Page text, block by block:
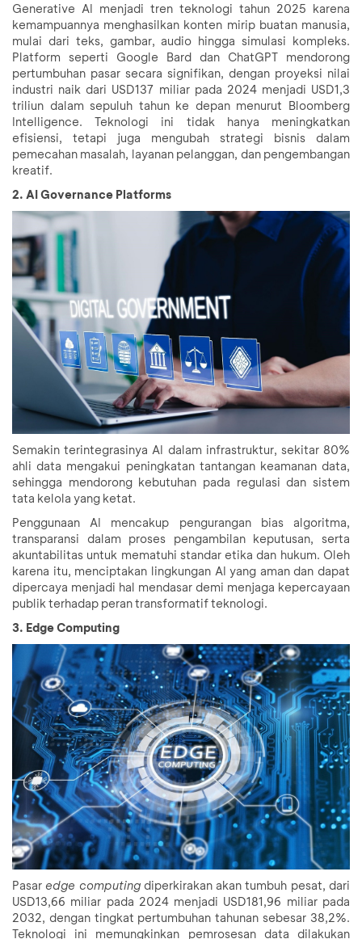
Generative AI menjadi tren teknologi tahun 2025 karena
kemampuannya menghasilkan konten mirip buatan manusia,
mulai dari teks, gambar, audio hingga simulasi kompleks.
Platform seperti Google Bard dan ChatGPT mendorong
pertumbuhan pasar secara signifikan, dengan proyeksi nilai
industri naik dari USD137 miliar pada 2024 menjadi USD1,3
triliun dalam sepuluh tahun ke depan menurut Bloomberg
Intelligence. Teknologi ini tidak hanya meningkatkan
efisiensi, tetapi juga mengubah strategi bisnis dalam
pemecahan masalah, layanan pelanggan, dan pengembangan
kreatif.
2. AI Governance Platforms
Semakin terintegrasinya AI dalam infrastruktur, sekitar 80%
ahli data mengakui peningkatan tantangan keamanan data,
sehingga mendorong kebutuhan pada regulasi dan sistem
tata kelola yang ketat.
Penggunaan AI mencakup pengurangan bias algoritma,
transparansi dalam proses pengambilan keputusan, serta
akuntabilitas untuk mematuhi standar etika dan hukum. Oleh
karena itu, menciptakan lingkungan AI yang aman dan dapat
dipercaya menjadi hal mendasar demi menjaga kepercayaan
publik terhadap peran transformatif teknologi.
3. Edge Computing
Pasaredge computingdiperkirakan akan tumbuh pesat, dari
USD13,66 miliar pada 2024 menjadi USD181,96 miliar pada
2032, dengan tingkat pertumbuhan tahunan sebesar 38,2%.
Teknologi ini memungkinkan pemrosesan data dilakukan